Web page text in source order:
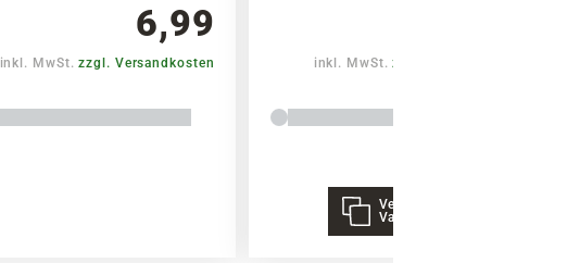
6,99
inkl. MwSt.zzgl. Versandkosten inkl. MwSt.zzgl. Versandkosten
Verschiedene
Varianten